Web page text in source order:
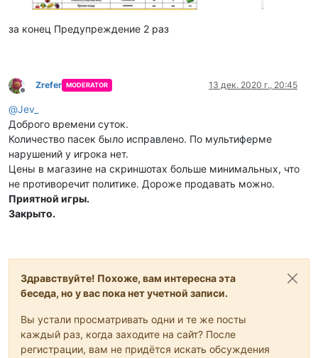
за конец Предупреждение 2 раз
Не в сети
Zrefer MODERATOR 13 дек. 2020 г., 20:45
@Jev_
Доброго времени суток.
Количество пасек было исправлено. По мультиферме
нарушений у игрока нет.
Цены в магазине на скриншотах больше минимальных, что
не противоречит политике. Дороже продавать можно.
Приятной игры.
Закрыто.
Здравствуйте! Похоже, вам интересна эта
беседа, но у вас пока нет учетной записи.
Вы устали просматривать одни и те же посты
каждый раз, когда заходите на сайт? После
регистрации, вам не придётся искать обсуждения